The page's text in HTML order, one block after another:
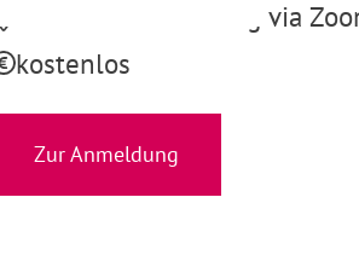
Onlineveranstaltung via
kostenlos
Zur Anmeldung